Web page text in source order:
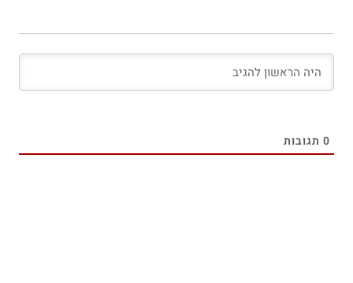
0תגובות